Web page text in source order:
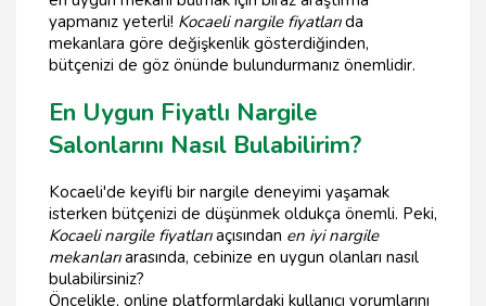
yapmanız yeterli! Kocaeli nargile fiyatlarıda
mekanlara göre değişkenlik gösterdiğinden,
bütçenizi de göz önünde bulundurmanız önemlidir.
En Uygun Fiyatlı Nargile
Salonlarını Nasıl Bulabilirim?
Kocaeli'de keyifli bir nargile deneyimi yaşamak
isterken bütçenizi de düşünmek oldukça önemli. Peki,
Kocaeli nargile fiyatlarıaçısından en iyi nargile
mekanlarıarasında, cebinize en uygun olanları nasıl
bulabilirsiniz?
Öncelikle, online platformlardaki kullanıcı yorumlarını